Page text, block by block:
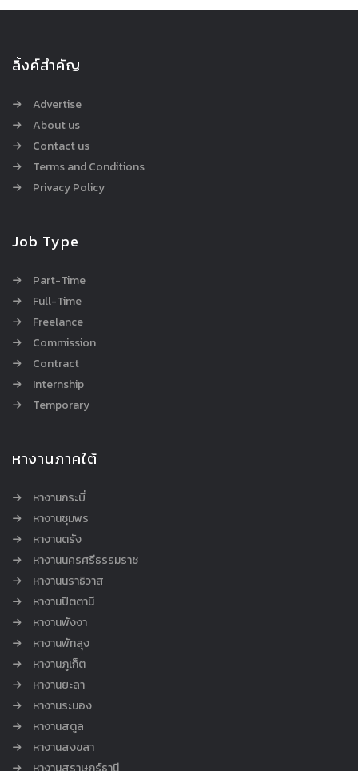
ลิ้งค์สำคัญ
Advertise
About us
Contact us
Terms and Conditions
Privacy Policy
Job Type
Part-Time
Full-Time
Freelance
Commission
Contract
Internship
Temporary
หางานภาคใต้
หางานกระบี่
หางานชุมพร
หางานตรัง
หางานนครศรีธรรมราช
หางานนราธิวาส
หางานปัตตานี
หางานพังงา
หางานพัทลุง
หางานภูเก็ต
หางานยะลา
หางานระนอง
หางานสตูล
หางานสงขลา